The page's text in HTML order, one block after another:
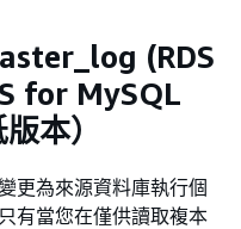
(RDS
for MySQL
本）
更為來源資料庫執行個
有當您在僅供讀取複本